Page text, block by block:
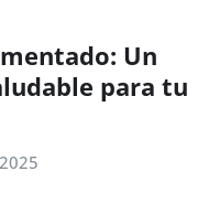
Un
para tu